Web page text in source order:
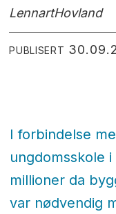
LennartHovland
PUBLISERT
I forbindelse
ungdomsskole
millioner da
var nødvendig